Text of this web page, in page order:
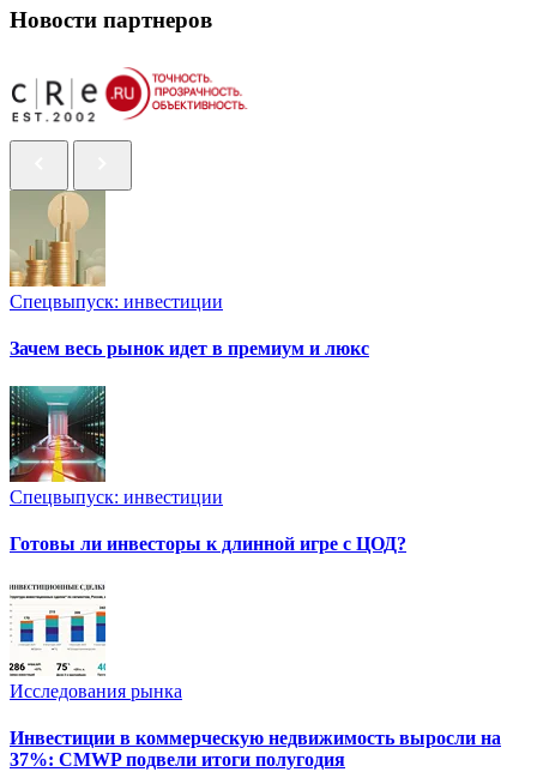
Новости партнеров
Спецвыпуск: инвестиции
Зачем весь рынок идет в премиум и люкс
Спецвыпуск: инвестиции
Готовы ли инвесторы к длинной игре с ЦОД?
Исследования рынка
Инвестиции в коммерческую недвижимость выросли на
37%: CMWP подвели итоги полугодия